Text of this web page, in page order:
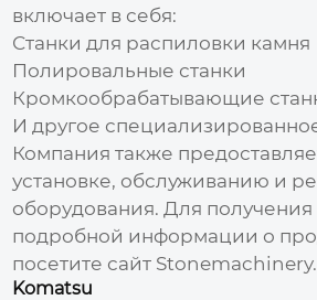
включает в себя:
Станки для распиловки камня
Полировальные станки
Кромкообрабатывающие
И другое
Компания также
установке, обслуживанию и
оборудования. Для
подробной информации о
посетите сайт
Komatsu